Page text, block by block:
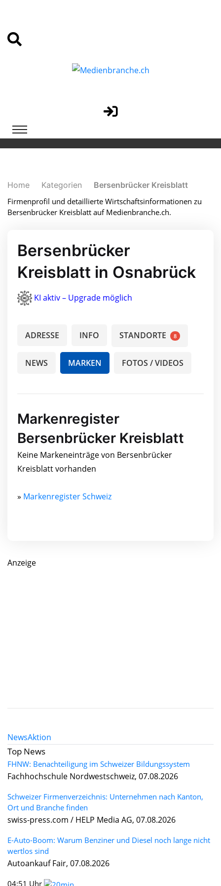
Home Kategorien
Bersenbrücker Kreisblatt
Firmenprofil und detaillierte Wirtschaftsinformationen zu
Bersenbrücker Kreisblatt auf Medienbranche.ch.
Bersenbrücker
Kreisblatt in Osnabrück
KI aktiv – Upgrade möglich
ADRESSE INFO STANDORTE 8
NEWS MARKEN FOTOS / VIDEOS
Markenregister
Bersenbrücker Kreisblatt
Keine Markeneinträge von Bersenbrücker
Kreisblatt vorhanden
» Markenregister Schweiz
Anzeige
NewsAktion
Top News
FHNW: Benachteiligung im Schweizer Bildungssystem
Fachhochschule Nordwestschweiz, 07.08.2026
Schweizer Firmenverzeichnis: Unternehmen nach Kanton,
Ort und Branche finden
swiss-press.com / HELP Media AG, 07.08.2026
E-Auto-Boom: Warum Benziner und Diesel noch lange nicht
wertlos sind
Autoankauf Fair, 07.08.2026
04:51 Uhr